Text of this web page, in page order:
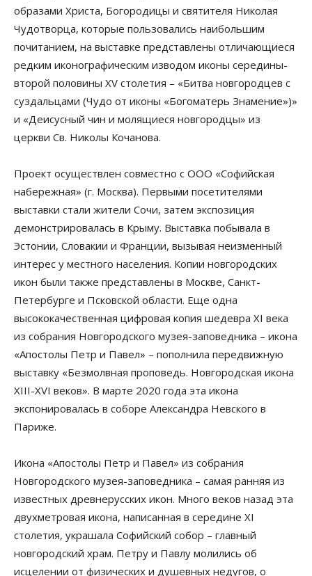
образами Христа, Богородицы и святителя Николая
Чудотворца, которые пользовались наибольшим
почитанием, на выставке представлены отличающиеся
редким иконографическим изводом иконы середины-
второй половины XV столетия – «Битва новгородцев с
суздальцами (Чудо от иконы «Богоматерь Знамение»)»
и «Деисусный чин и молящиеся новгородцы» из
церкви Св. Николы Кочанова.
Проект осуществлен совместно с ООО «Софийская
набережная» (г. Москва). Первыми посетителями
выставки стали жители Сочи, затем экспозиция
демонстрировалась в Крыму. Выставка побывала в
Эстонии, Словакии и Франции, вызывая неизменный
интерес у местного населения. Копии новгородских
икон были также представлены в Москве, Санкт-
Петербурге и Псковской области. Еще одна
высококачественная цифровая копия шедевра XI века
из собрания Новгородского музея-заповедника – икона
«Апостолы Петр и Павел» – пополнила передвижную
выставку «Безмолвная проповедь. Новгородская икона
ХIII-ХVI веков». В марте 2020 года эта икона
экспонировалась в соборе Александра Невского в
Париже.
Икона «Апостолы Петр и Павел» из собрания
Новгородского музея-заповедника – самая ранняя из
известных древнерусских икон. Много веков назад эта
двухметровая икона, написанная в середине XI
столетия, украшала Софийский собор – главный
новгородский храм. Петру и Павлу молились об
исцелении от физических и душевных недугов, о